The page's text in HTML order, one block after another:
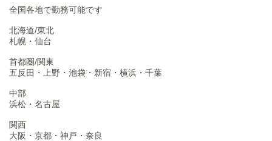
全国各地で勤務可能です
北海道/東北
札幌・仙台
首都圏/関東
五反田・上野・池袋・新宿・横浜・千葉
中部
浜松・名古屋
関西
大阪・京都・神戸・奈良